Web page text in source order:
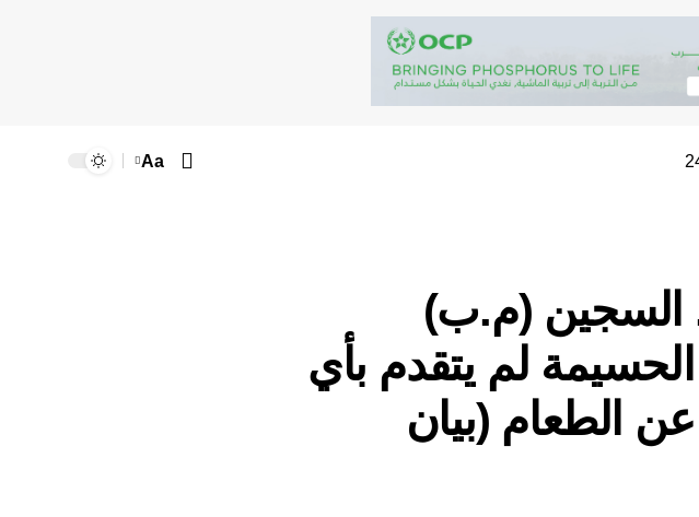
Aa
المحلي الناظور 2 .. السجين (م.ب)
لم يتقدم بأي
الطعام (بيان